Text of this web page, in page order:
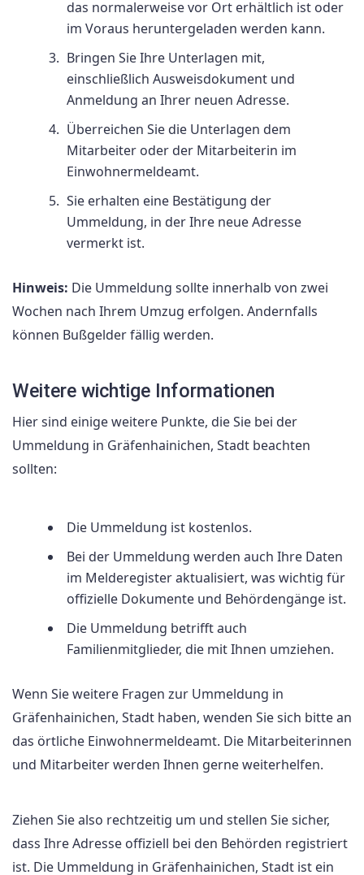
das normalerweise vor Ort erhältlich ist oder
im Voraus heruntergeladen werden kann.
Bringen Sie Ihre Unterlagen mit,
einschließlich Ausweisdokument und
Anmeldung an Ihrer neuen Adresse.
Überreichen Sie die Unterlagen dem
Mitarbeiter oder der Mitarbeiterin im
Einwohnermeldeamt.
Sie erhalten eine Bestätigung der
Ummeldung, in der Ihre neue Adresse
vermerkt ist.
Hinweis: Die Ummeldung sollte innerhalb von zwei
Wochen nach Ihrem Umzug erfolgen. Andernfalls
können Bußgelder fällig werden.
Weitere wichtige Informationen
Hier sind einige weitere Punkte, die Sie bei der
Ummeldung in Gräfenhainichen, Stadt beachten
sollten:
Die Ummeldung ist kostenlos.
Bei der Ummeldung werden auch Ihre Daten
im Melderegister aktualisiert, was wichtig für
offizielle Dokumente und Behördengänge ist.
Die Ummeldung betrifft auch
Familienmitglieder, die mit Ihnen umziehen.
Wenn Sie weitere Fragen zur Ummeldung in
Gräfenhainichen, Stadt haben, wenden Sie sich bitte an
das örtliche Einwohnermeldeamt. Die Mitarbeiterinnen
und Mitarbeiter werden Ihnen gerne weiterhelfen.
Ziehen Sie also rechtzeitig um und stellen Sie sicher,
dass Ihre Adresse offiziell bei den Behörden registriert
ist. Die Ummeldung in Gräfenhainichen, Stadt ist ein